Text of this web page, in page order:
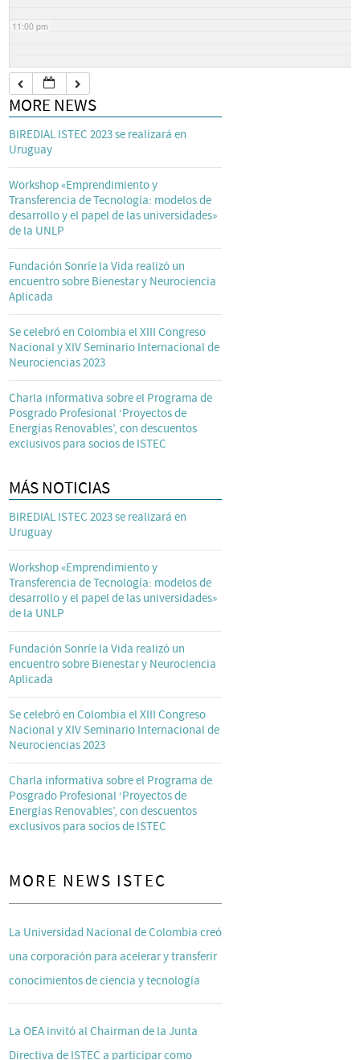
11:00 pm
MORE NEWS
BIREDIAL ISTEC 2023 se realizará en
Uruguay
Workshop «Emprendimiento y
Transferencia de Tecnología: modelos de
desarrollo y el papel de las universidades»
de la UNLP
Fundación Sonríe la Vida realizó un
encuentro sobre Bienestar y Neurociencia
Aplicada
Se celebró en Colombia el XIII Congreso
Nacional y XIV Seminario Internacional de
Neurociencias 2023
Charla informativa sobre el Programa de
Posgrado Profesional ‘Proyectos de
Energías Renovables’, con descuentos
exclusivos para socios de ISTEC
MÁS NOTICIAS
BIREDIAL ISTEC 2023 se realizará en
Uruguay
Workshop «Emprendimiento y
Transferencia de Tecnología: modelos de
desarrollo y el papel de las universidades»
de la UNLP
Fundación Sonríe la Vida realizó un
encuentro sobre Bienestar y Neurociencia
Aplicada
Se celebró en Colombia el XIII Congreso
Nacional y XIV Seminario Internacional de
Neurociencias 2023
Charla informativa sobre el Programa de
Posgrado Profesional ‘Proyectos de
Energías Renovables’, con descuentos
exclusivos para socios de ISTEC
MORE NEWS ISTEC
La Universidad Nacional de Colombia creó
una corporación para acelerar y transferir
conocimientos de ciencia y tecnología
La OEA invitó al Chairman de la Junta
Directiva de ISTEC a participar como